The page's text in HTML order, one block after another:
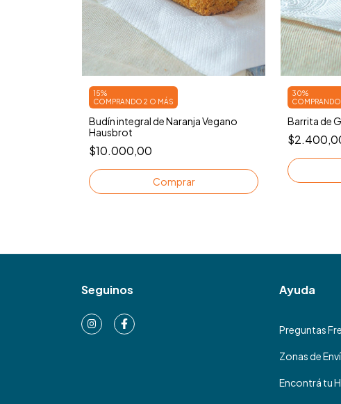
15%
COMPRANDO 2 O MÁS
Budín integral de Naranja Vegano
Hausbrot
$10.000,00
30%
Barrita de
Seguinos Ayuda
Preguntas
Zonas de
Encontrá tu